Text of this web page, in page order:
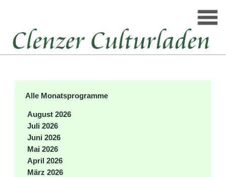
Alle Monatsprogramme
August 2026
Juli 2026
Juni 2026
Mai 2026
April 2026
März 2026